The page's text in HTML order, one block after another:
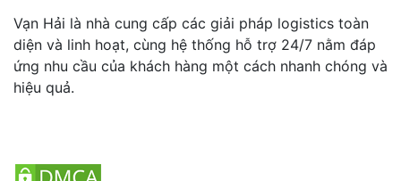
Vạn Hải là nhà cung cấp các giải pháp logistics toàn
diện và linh hoạt, cùng hệ thống hỗ trợ 24/7 nằm đáp
ứng nhu cầu của khách hàng một cách nhanh chóng và
hiệu quả.